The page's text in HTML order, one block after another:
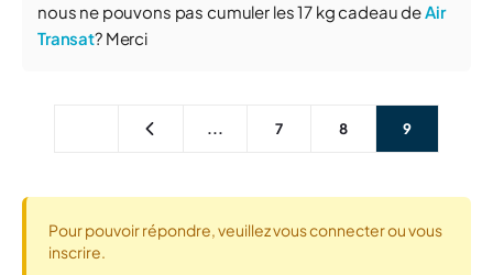
nous ne pouvons pas cumuler les 17 kg cadeau deAir
Transat? Merci
... 7 8 9
Pour pouvoir répondre, veuillez vous connecter ou vous
inscrire.